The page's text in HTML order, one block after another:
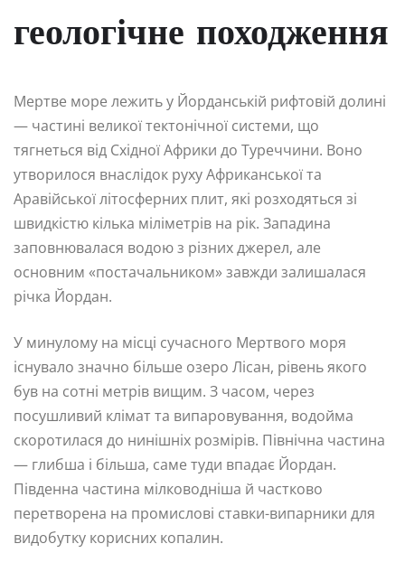
геологічне походження
Мертве море лежить у Йорданській рифтовій долині
— частині великої тектонічної системи, що
тягнеться від Східної Африки до Туреччини. Воно
утворилося внаслідок руху Африканської та
Аравійської літосферних плит, які розходяться зі
швидкістю кілька міліметрів на рік. Западина
заповнювалася водою з різних джерел, але
основним «постачальником» завжди залишалася
річка Йордан.
У минулому на місці сучасного Мертвого моря
існувало значно більше озеро Лісан, рівень якого
був на сотні метрів вищим. З часом, через
посушливий клімат та випаровування, водойма
скоротилася до нинішніх розмірів. Північна частина
— глибша і більша, саме туди впадає Йордан.
Південна частина мілководніша й частково
перетворена на промислові ставки-випарники для
видобутку корисних копалин.